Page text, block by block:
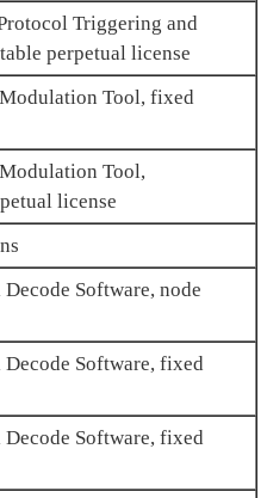
Triggering and
perpetual license
Tool, fixed
Tool,
license
Software, node
Software, fixed
Software, fixed